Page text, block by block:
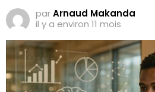
parArnaud Makanda
il y a environ 11 mois